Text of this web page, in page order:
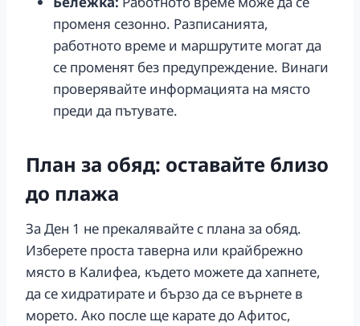
променя сезонно. Разписанията,
работното време и маршрутите могат да
се променят без предупреждение. Винаги
проверявайте информацията на място
преди да пътувате.
План за обяд: оставайте близо
до плажа
За Ден 1 не прекалявайте с плана за обяд.
Изберете проста таверна или крайбрежно
място в Калифеа, където можете да хапнете,
да се хидратирате и бързо да се върнете в
морето. Ако после ще карате до Афитос,